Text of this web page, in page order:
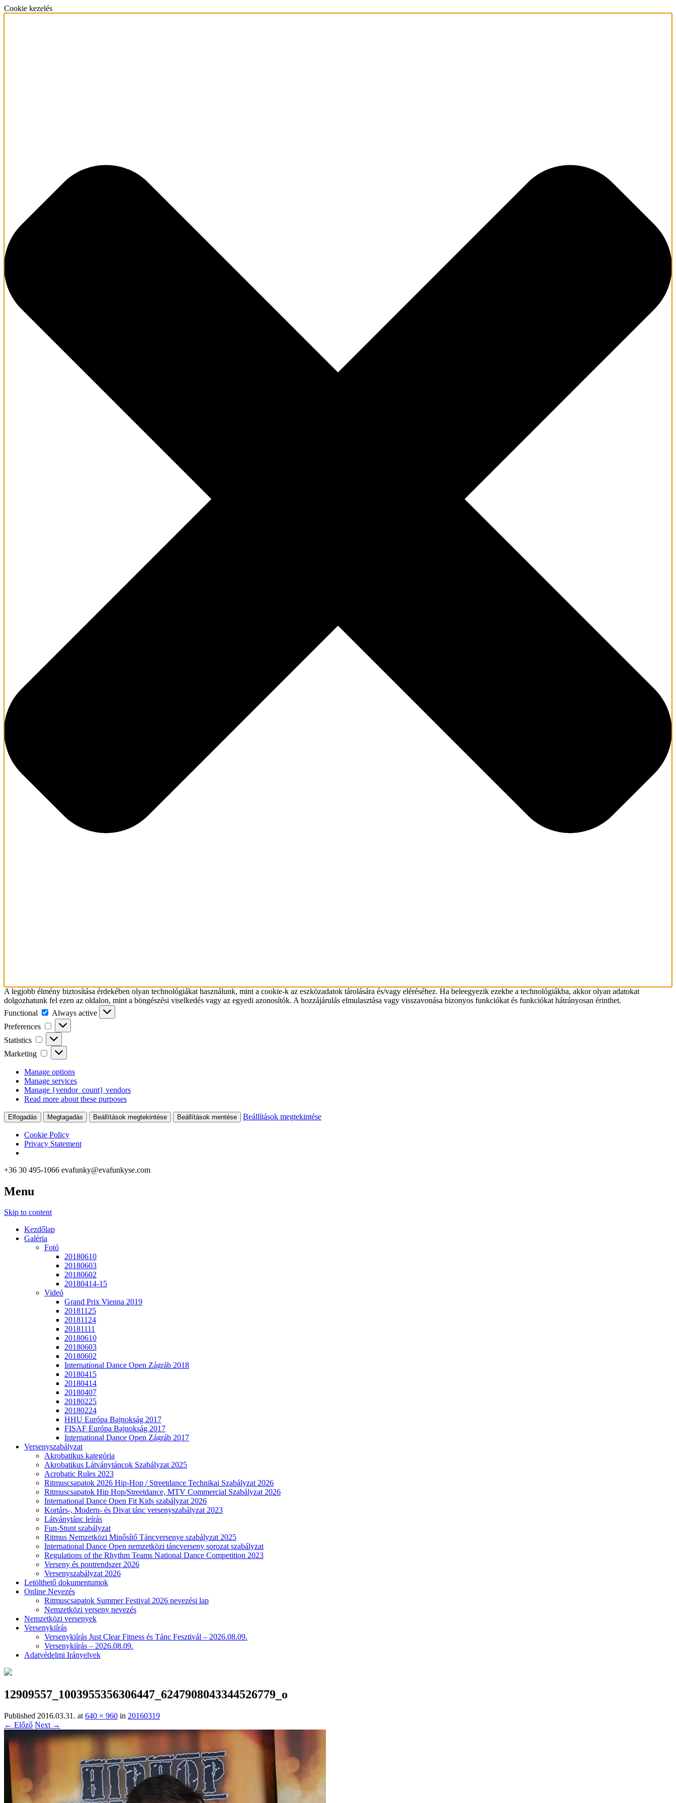
Cookie kezelés
A legjobb élmény biztosítása érdekében olyan technológiákat használunk, mint a cookie-k az eszközadatok tárolására és/vagy eléréséhez. Ha beleegyezik ezekbe a technológiákba, akkor olyan adatokat
dolgozhatunk fel ezen az oldalon, mint a böngészési viselkedés vagy az egyedi azonosítók. A hozzájárulás elmulasztása vagy visszavonása bizonyos funkciókat és funkciókat hátrányosan érinthet.
Functional
Functional
Always active
Preferences
Preferences
Statistics Statistics
Marketing Marketing
Manage options
Manage services
Manage {vendor_count} vendors
Read more about these purposes
Elfogadás Megtagadás Beállítások megtekintése Beállítások mentése Beállítások megtekintése
Cookie Policy
Privacy Statement
+36 30 495-1066 evafunky@evafunkyse.com
Ritmuscsapatok Országos Táncversenye és a Hip-Hop Unite Hungary közös oldala
Menu
Skip to content
Kezdőlap
Galéria
Fotó
20180610
20180603
20180602
20180414-15
Videó
Grand Prix Vienna 2019
20181125
20181124
20181111
20180610
20180603
20180602
International Dance Open Zágráb 2018
20180415
20180414
20180407
20180225
20180224
HHU Európa Bajnokság 2017
FISAF Európa Bajnokság 2017
International Dance Open Zágráb 2017
Versenyszabályzat
Akrobatikus kategória
Akrobatikus Látványtáncok Szabályzat 2025
Acrobatic Rules 2023
Ritmuscsapatok 2026 Hip-Hop / Streetdance Technikai Szabályzat 2026
Ritmuscsapatok Hip Hop/Streetdance, MTV Commercial Szabályzat 2026
International Dance Open Fit Kids szabályzat 2026
Kortárs-, Modern- és Divat tánc versenyszabályzat 2023
Látványtánc leírás
Fun-Stunt szabályzat
Ritmus Nemzetközi Minősítő Táncversenye szabályzat 2025
International Dance Open nemzetközi táncverseny sorozat szabályzat
Regulations of the Rhythm Teams National Dance Competition 2023
Verseny és pontrendszer 2026
Versenyszabályzat 2026
Letölthető dokumentumok
Online Nevezés
Ritmuscsapatok Summer Festival 2026 nevezési lap
Nemzetközi verseny nevezés
Nemzetközi versenyek
Versenykiírás
Versenykiírás Just Clear Fitness és Tánc Fesztivál – 2026.08.09.
Versenykiírás – 2026.08.09.
Adatvédelmi Irányelvek
12909557_1003955356306447_6247908043344526779_o
Published 2016.03.31. at 640 × 960 in 20160319
← Előző Next →